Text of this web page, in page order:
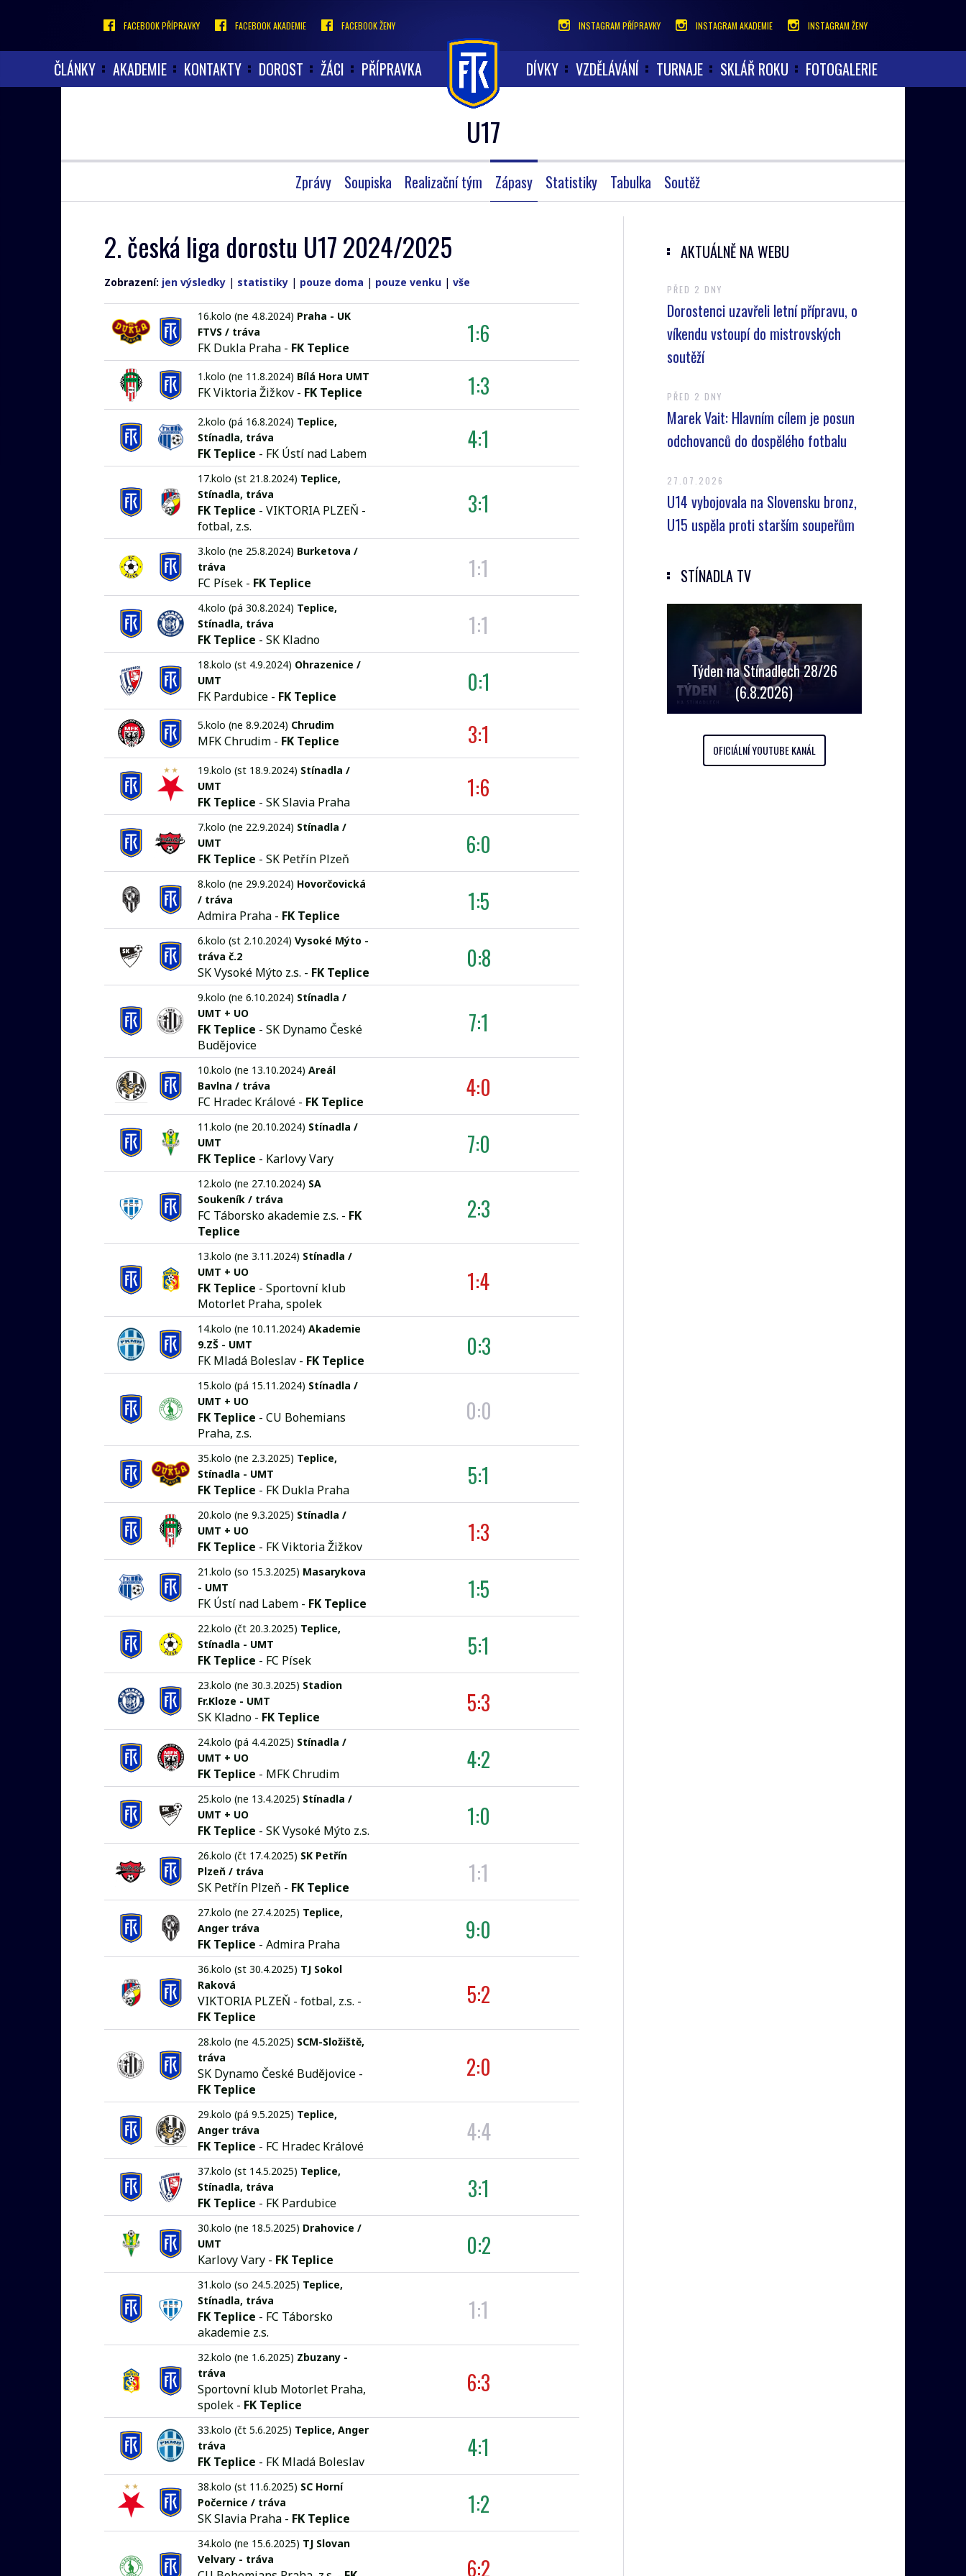
FACEBOOK PŘÍPRAVKY FACEBOOK AKADEMIE FACEBOOK ŽENY INSTAGRAM PŘÍPRAVKY INSTAGRAM AKADEMIE INSTAGRAM ŽENY
ČLÁNKY AKADEMIE KONTAKTY DOROST ŽÁCI PŘÍPRAVKA DÍVKY VZDĚLÁVÁNÍ TURNAJE SKLÁŘ ROKU FOTOGALERIE
U17
Zprávy Soupiska Realizační tým Zápasy Statistiky Tabulka Soutěž
2. česká liga dorostu U17 2024/2025
Zobrazení: jen výsledky | statistiky | pouze doma | pouze venku | vše
16.kolo (ne 4.8.2024) Praha - UK
FTVS / tráva
FK Dukla Praha - FK Teplice
1:6
1.kolo (ne 11.8.2024) Bílá Hora UMT
FK Viktoria Žižkov - FK Teplice 1:3
2.kolo (pá 16.8.2024) Teplice,
Stínadla, tráva
FK Teplice - FK Ústí nad Labem
4:1
17.kolo (st 21.8.2024) Teplice,
Stínadla, tráva
FK Teplice - VIKTORIA PLZEŇ -
fotbal, z.s.
3:1
3.kolo (ne 25.8.2024) Burketova /
tráva
FC Písek - FK Teplice
1:1
4.kolo (pá 30.8.2024) Teplice,
Stínadla, tráva
FK Teplice - SK Kladno
1:1
18.kolo (st 4.9.2024) Ohrazenice /
UMT
FK Pardubice - FK Teplice
0:1
5.kolo (ne 8.9.2024) Chrudim
MFK Chrudim - FK Teplice 3:1
19.kolo (st 18.9.2024) Stínadla /
UMT
FK Teplice - SK Slavia Praha
1:6
7.kolo (ne 22.9.2024) Stínadla /
UMT
FK Teplice - SK Petřín Plzeň
6:0
8.kolo (ne 29.9.2024) Hovorčovická
/ tráva
Admira Praha - FK Teplice
1:5
6.kolo (st 2.10.2024) Vysoké Mýto -
tráva č.2
SK Vysoké Mýto z.s. - FK Teplice
0:8
9.kolo (ne 6.10.2024) Stínadla /
UMT + UO
FK Teplice - SK Dynamo České
Budějovice
7:1
10.kolo (ne 13.10.2024) Areál
Bavlna / tráva
FC Hradec Králové - FK Teplice
4:0
11.kolo (ne 20.10.2024) Stínadla /
UMT
FK Teplice - Karlovy Vary
7:0
12.kolo (ne 27.10.2024) SA
Soukeník / tráva
FC Táborsko akademie z.s. - FK
Teplice
2:3
13.kolo (ne 3.11.2024) Stínadla /
UMT + UO
FK Teplice - Sportovní klub
Motorlet Praha, spolek
1:4
14.kolo (ne 10.11.2024) Akademie
9.ZŠ - UMT
FK Mladá Boleslav - FK Teplice
0:3
15.kolo (pá 15.11.2024) Stínadla /
UMT + UO
FK Teplice - CU Bohemians
Praha, z.s.
0:0
35.kolo (ne 2.3.2025) Teplice,
Stínadla - UMT
FK Teplice - FK Dukla Praha
5:1
20.kolo (ne 9.3.2025) Stínadla /
UMT + UO
FK Teplice - FK Viktoria Žižkov
1:3
21.kolo (so 15.3.2025) Masarykova
- UMT
FK Ústí nad Labem - FK Teplice
1:5
22.kolo (čt 20.3.2025) Teplice,
Stínadla - UMT
FK Teplice - FC Písek
5:1
23.kolo (ne 30.3.2025) Stadion
Fr.Kloze - UMT
SK Kladno - FK Teplice
5:3
24.kolo (pá 4.4.2025) Stínadla /
UMT + UO
FK Teplice - MFK Chrudim
4:2
25.kolo (ne 13.4.2025) Stínadla /
UMT + UO
FK Teplice - SK Vysoké Mýto z.s.
1:0
26.kolo (čt 17.4.2025) SK Petřín
Plzeň / tráva
SK Petřín Plzeň - FK Teplice
1:1
27.kolo (ne 27.4.2025) Teplice,
Anger tráva
FK Teplice - Admira Praha
9:0
36.kolo (st 30.4.2025) TJ Sokol
Raková
VIKTORIA PLZEŇ - fotbal, z.s. -
FK Teplice
5:2
28.kolo (ne 4.5.2025) SCM-Složiště,
tráva
SK Dynamo České Budějovice -
FK Teplice
2:0
29.kolo (pá 9.5.2025) Teplice,
Anger tráva
FK Teplice - FC Hradec Králové
4:4
37.kolo (st 14.5.2025) Teplice,
Stínadla, tráva
FK Teplice - FK Pardubice
3:1
30.kolo (ne 18.5.2025) Drahovice /
UMT
Karlovy Vary - FK Teplice
0:2
31.kolo (so 24.5.2025) Teplice,
Stínadla, tráva
FK Teplice - FC Táborsko
akademie z.s.
1:1
32.kolo (ne 1.6.2025) Zbuzany -
tráva
Sportovní klub Motorlet Praha,
spolek - FK Teplice
6:3
33.kolo (čt 5.6.2025) Teplice, Anger
tráva
FK Teplice - FK Mladá Boleslav
4:1
38.kolo (st 11.6.2025) SC Horní
Počernice / tráva
SK Slavia Praha - FK Teplice
1:2
34.kolo (ne 15.6.2025) TJ Slovan
Velvary - tráva
6:2
AKTUÁLNĚ NA WEBU
PŘED 2 DNY
Dorostenci uzavřeli letní přípravu, o
víkendu vstoupí do mistrovských
soutěží
PŘED 2 DNY
Marek Vait: Hlavním cílem je posun
odchovanců do dospělého fotbalu
27.07.2026
U14 vybojovala na Slovensku bronz,
U15 uspěla proti starším soupeřům
STÍNADLA TV
Týden na Stínadlech 28/26
(6.8.2026)
OFICIÁLNÍ YOUTUBE KANÁL